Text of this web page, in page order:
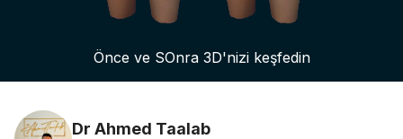
3D İş Platformu
Hasta incelemeleri
Önce ve SOnra 3D'nizi keşfedin
Dr Ahmed Taalab